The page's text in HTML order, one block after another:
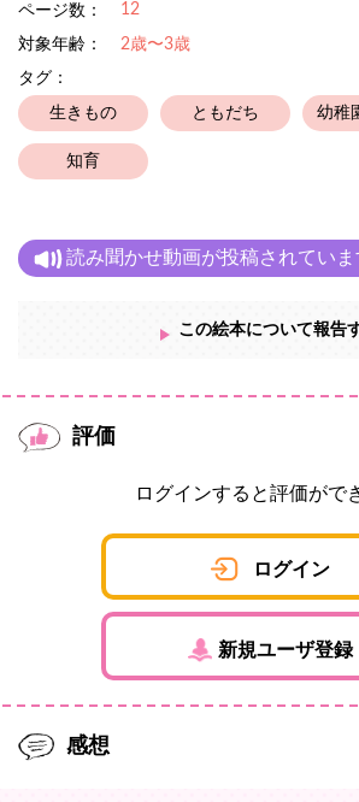
ページ数： 12
対象年齢：
2歳〜3歳
タグ：
生きもの ともだち 幼稚
知育
読み聞かせ動画が投稿されていま
この絵本について報告
評価
ログインすると評価がで
ログイン
新規ユーザ登録
感想